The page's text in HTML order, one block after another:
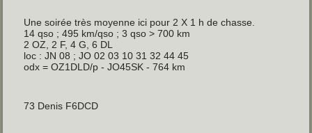
Une soirée très moyenne ici pour 2 X 1 h de chasse.
14 qso ; 495 km/qso ; 3 qso > 700 km
2 OZ, 2 F, 4 G, 6 DL
loc : JN 08 ; JO 02 03 10 31 32 44 45
odx = OZ1DLD/p - JO45SK - 764 km
73 Denis F6DCD